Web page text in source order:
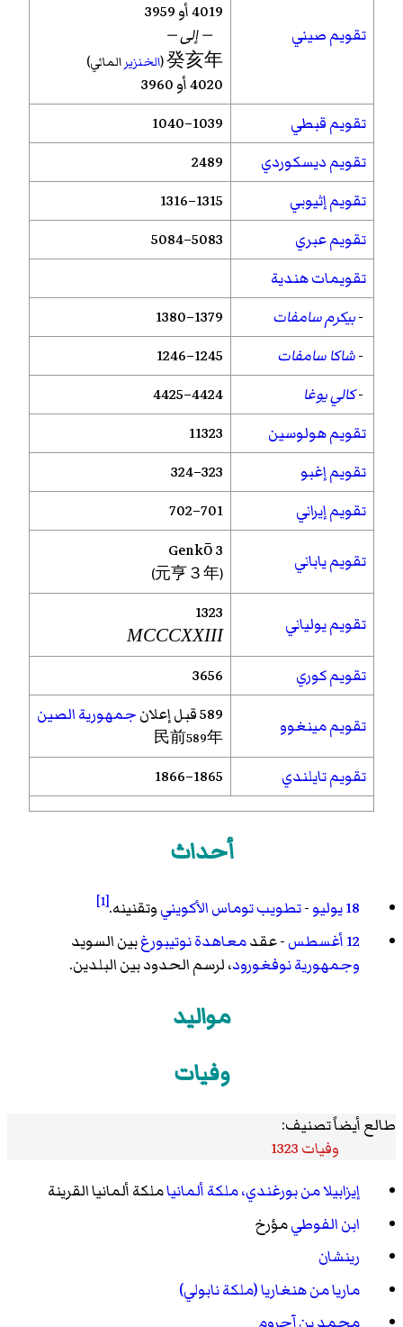
تقويم صيني
4019 أو 3959
— إلى —
癸亥年
(الخنزير المائي)
4020 أو 3960
تقويم قبطي
1039–1040
تقويم ديسكوردي
2489
تقويم إثيوبي
1315–1316
تقويم عبري
5083–5084
تقويمات هندية
-بيكرم سامفات
1379–1380
-شاكا سامفات
1245–1246
-كالي يوغا
4424–4425
تقويم هولوسين
11323
تقويم إغبو
323–324
تقويم إيراني
701–702
تقويم ياباني Genkō3
(元亨３年)
تقويم يولياني 1323
MCCCXXIII
تقويم كوري 3656
تقويم مينغوو 589 قبل إعلان جمهورية الصين
民前589年
تقويم تايلندي 1865–1866
أحداث
18 يوليو -تطويبتوماس الأكوينيوتقنينه.[1]
12 أغسطس - عقدمعاهدة نوتيبورغبين السويد
وجمهورية نوفغورود، لرسم الحدود بين البلدين.
مواليد
وفيات
طالع أيضاً تصنيف:
وفيات 1323
إيزابيلا من بورغندي، ملكة ألمانياملكة ألمانيا القرينة
ابن الفوطيمؤرخ
رينشان
ماريا من هنغاريا (ملكة نابولي)